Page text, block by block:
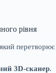
рівня
перетворює
3D-сканер.